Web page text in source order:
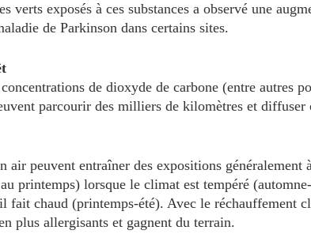
verts exposés à ces substances a observé une
de Parkinson dans certains sites.
de dioxyde de carbone (entre autres
parcourir des milliers de kilomètres et
air peuvent entraîner des expositions généralement
printemps) lorsque le climat est tempéré
fait chaud (printemps-été). Avec le réchauffement
plus allergisants et gagnent du terrain.